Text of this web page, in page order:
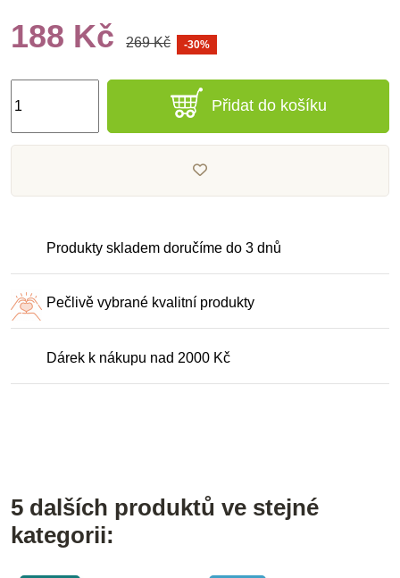
188 Kč 269 Kč -30%
Přidat do košíku
Produkty skladem doručíme do 3 dnů
Pečlivě vybrané kvalitní produkty
Dárek k nákupu nad 2000 Kč
5 dalších produktů ve stejné
kategorii: